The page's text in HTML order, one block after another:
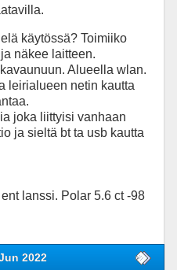
käytössä? Toimiiko
näkee laitteen.
Alueella wlan.
leirialueen netin kautta
joka liittyisi vanhaan
ja sieltä bt ta usb kautta
lanssi. Polar 5.6 ct -98
2022